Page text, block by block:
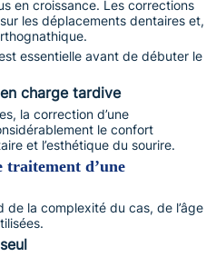
en croissance. Les corrections
les déplacements dentaires et,
essentielle avant de débuter le
charge tardive
la correction d’une
le confort
et l’esthétique du sourire.
traitement d’une
la complexité du cas, de l’âge